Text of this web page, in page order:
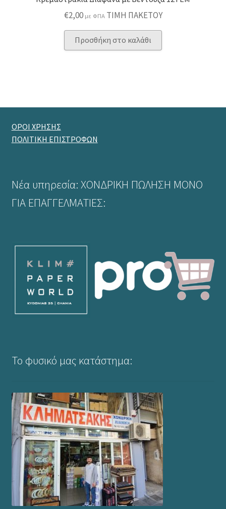
€2,00 με ΦΠΑ ΤΙΜΗ ΠΑΚΕΤΟΥ
Προσθήκη στο καλάθι
ΟΡΟΙ ΧΡΗΣΗΣ
ΠΟΛΙΤΙΚΗ ΕΠΙΣΤΡΟΦΩΝ
Νέα υπηρεσία: ΧΟΝΔΡΙΚΗ ΠΩΛΗΣΗ ΜΟΝΟ
ΓΙΑ ΕΠΑΓΓΕΛΜΑΤΙΕΣ:
Το φυσικό μας κατάστημα: